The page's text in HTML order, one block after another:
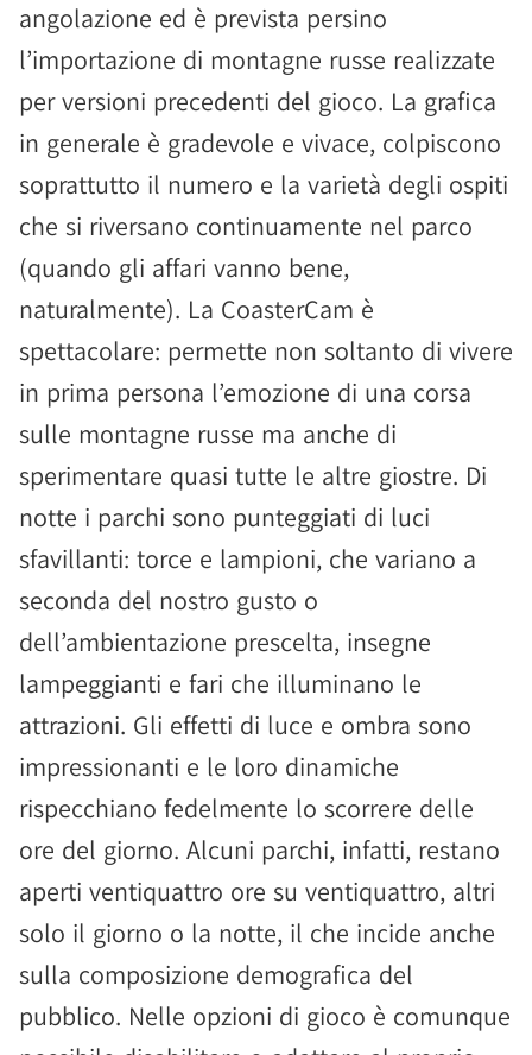
angolazione ed è prevista persino
l’importazione di montagne russe realizzate
per versioni precedenti del gioco. La grafica
in generale è gradevole e vivace, colpiscono
soprattutto il numero e la varietà degli ospiti
che si riversano continuamente nel parco
(quando gli affari vanno bene,
naturalmente). La CoasterCam è
spettacolare: permette non soltanto di vivere
in prima persona l’emozione di una corsa
sulle montagne russe ma anche di
sperimentare quasi tutte le altre giostre. Di
notte i parchi sono punteggiati di luci
sfavillanti: torce e lampioni, che variano a
seconda del nostro gusto o
dell’ambientazione prescelta, insegne
lampeggianti e fari che illuminano le
attrazioni. Gli effetti di luce e ombra sono
impressionanti e le loro dinamiche
rispecchiano fedelmente lo scorrere delle
ore del giorno. Alcuni parchi, infatti, restano
aperti ventiquattro ore su ventiquattro, altri
solo il giorno o la notte, il che incide anche
sulla composizione demografica del
pubblico. Nelle opzioni di gioco è comunque